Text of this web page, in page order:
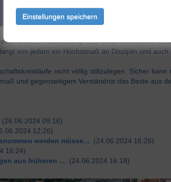
weitere Ausbreitung des Virus verhindert.
von jedem ein Höchstmaß an Disziplin und auch
nicht völlig stillzulegen. Sicher
und gegenseitigem Verständnis das Beste aus
(26.06.2024 09:16)
12:26)
werden müsse... (24.06.2024 16:26)
16:24)
aus früheren ... (24.06.2024 16:18)
Einstellungen speichern